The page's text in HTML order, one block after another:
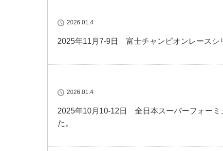
2026.01.4
2025年11月7-9日 富士チャンピオンレースシ
2026.01.4
2025年10月10-12日 全日本スーパーフォーミ
た。